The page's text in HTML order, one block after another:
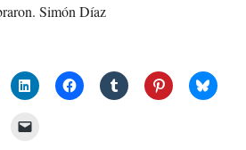
Simón Díaz